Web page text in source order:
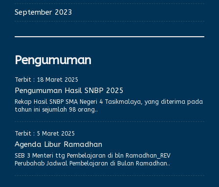
September 2023
Pengumuman
Terbit : 18 Maret 2025
Pengumuman Hasil SNBP 2025
Rekap Hasil SNBP SMA Negeri 4 Tasikmalaya, yang diterima pada
tahun ini sejumlah 98 orang..
Terbit : 5 Maret 2025
Agenda Libur Ramadhan
SEB 3 Menteri ttg Pembelajaran di bln Ramadhan_REV
Perubahab Jadwal Pembelajaran di Bulan Ramadhan..